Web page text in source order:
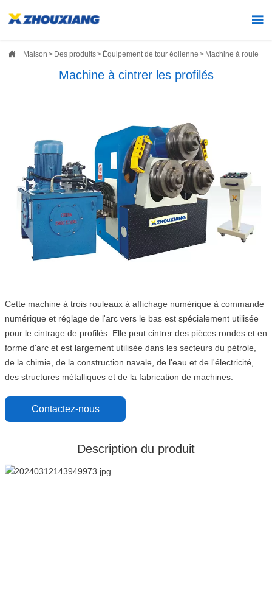

 Maison > Des produits> Équipement de tour éolienne > Machine à rouler/
Machine à cintrer les profilés
Cette machine à trois rouleaux à affichage numérique à commande
numérique et réglage de l'arc vers le bas est spécialement utilisée
pour le cintrage de profilés. Elle peut cintrer des pièces rondes et en
forme d'arc et est largement utilisée dans les secteurs du pétrole,
de la chimie, de la construction navale, de l'eau et de l'électricité,
des structures métalliques et de la fabrication de machines.
Contactez-nous
Description du produit